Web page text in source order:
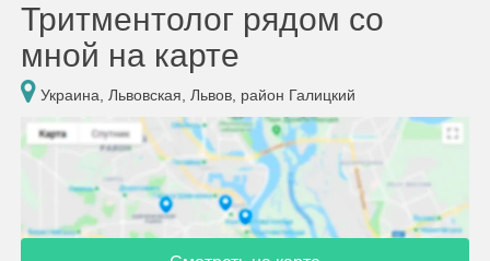
Тритментолог рядом со
мной на карте
Украина, Львовская, Львов, район Галицкий